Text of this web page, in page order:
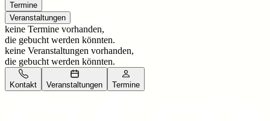
Termine
Veranstaltungen
keine Termine vorhanden,
die gebucht werden könnten.
keine Veranstaltungen vorhanden,
die gebucht werden könnten.
Kontakt Veranstaltungen Termine